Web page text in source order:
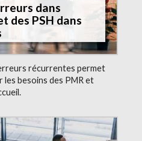
dans
des PSH dans
récurrentes permet
les besoins des PMR et